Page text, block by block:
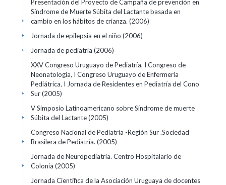
Presentación del Proyecto de Campaña de prevención en
Síndrome de Muerte Súbita del Lactante basada en
cambio en los hábitos de crianza. (2006)
+
Jornada de epilepsia en el niño (2006)
+
Jornada de pediatría (2006)
+
XXV Congreso Uruguayo de Pediatría, I Congreso de
Neonatología, I Congreso Uruguayo de Enfermería
Pediátrica, I Jornada de Residentes en Pediatría del Cono
Sur(2005)
+
V Simposio Latinoamericano sobre Síndrome de muerte
Súbita del Lactante(2005)
+
Congreso Nacional de Pediatría -Región Sur .Sociedad
Brasilera de Pediatría. (2005)
+
Jornada de Neuropediatría. Centro Hospitalario de
Colonia (2005)
+
Jornada Científica de la Asociación Uruguaya de docentes